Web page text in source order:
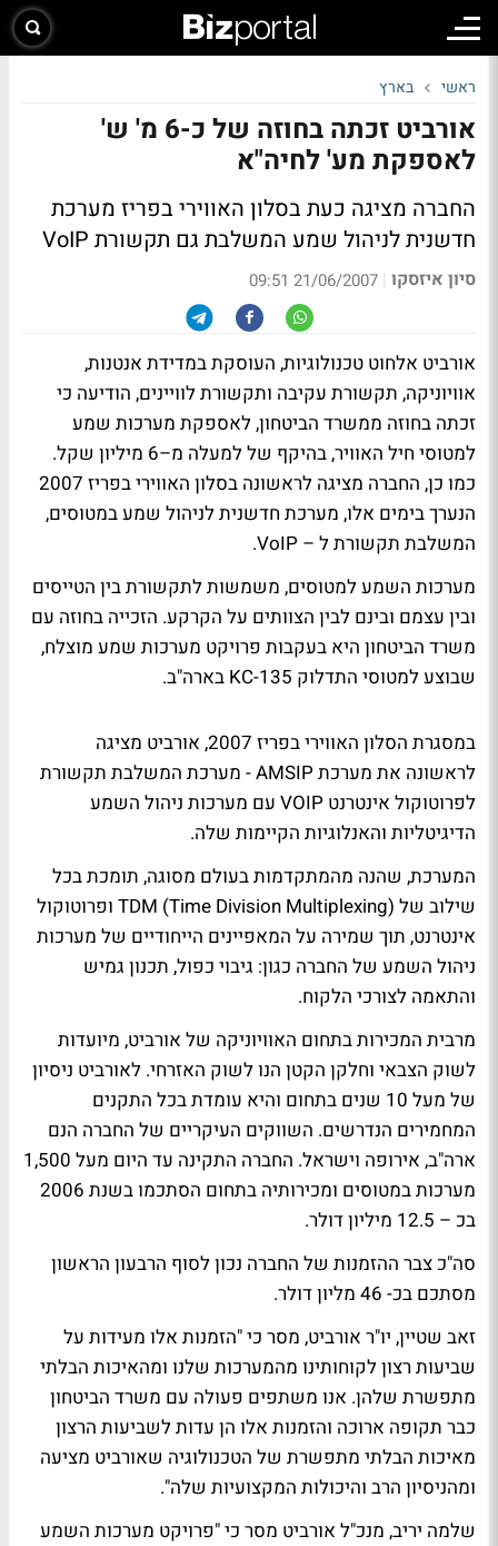
ראשי בארץ
אורביט זכתה בחוזה של כ-6 מ' ש'
לאספקת מע' לחיה"א
החברה מציגה כעת בסלון האווירי בפריז מערכת
חדשנית לניהול שמע המשלבת גם תקשורת VoIP
סיון איזסקו |
21/06/2007 09:51
אורביט אלחוט טכנולוגיות, העוסקת במדידת אנטנות,
אוויוניקה, תקשורת עקיבה ותקשורת לוויינים, הודיעה כי
זכתה בחוזה ממשרד הביטחון, לאספקת מערכות שמע
למטוסי חיל האוויר, בהיקף של למעלה מ–6 מיליון שקל.
כמו כן, החברה מציגה לראשונה בסלון האווירי בפריז 2007
הנערך בימים אלו, מערכת חדשנית לניהול שמע במטוסים,
המשלבת תקשורת ל – VoIP.
מערכות השמע למטוסים, משמשות לתקשורת בין הטייסים
ובין עצמם ובינם לבין הצוותים על הקרקע. הזכייה בחוזה עם
משרד הביטחון היא בעקבות פרויקט מערכות שמע מוצלח,
שבוצע למטוסי התדלוק KC-135 בארה"ב.
במסגרת הסלון האווירי בפריז 2007, אורביט מציגה
לראשונה את מערכת AMSIP - מערכת המשלבת תקשורת
לפרוטוקול אינטרנט VOIP עם מערכות ניהול השמע
הדיגיטליות והאנלוגיות הקיימות שלה.
המערכת, שהנה מהמתקדמות בעולם מסוגה, תומכת בכל
שילוב של TDM (Time Division Multiplexing) ופרוטוקול
אינטרנט, תוך שמירה על המאפיינים הייחודיים של מערכות
ניהול השמע של החברה כגון: גיבוי כפול, תכנון גמיש
והתאמה לצורכי הלקוח.
מרבית המכירות בתחום האוויוניקה של אורביט, מיועדות
לשוק הצבאי וחלקן הקטן הנו לשוק האזרחי. לאורביט ניסיון
של מעל 10 שנים בתחום והיא עומדת בכל התקנים
המחמירים הנדרשים. השווקים העיקריים של החברה הנם
ארה"ב, אירופה וישראל. החברה התקינה עד היום מעל 1,500
מערכות במטוסים ומכירותיה בתחום הסתכמו בשנת 2006
בכ – 12.5 מיליון דולר.
סה"כ צבר ההזמנות של החברה נכון לסוף הרבעון הראשון
מסתכם בכ- 46 מליון דולר.
זאב שטיין, יו"ר אורביט, מסר כי "הזמנות אלו מעידות על
שביעות רצון לקוחותינו מהמערכות שלנו ומהאיכות הבלתי
מתפשרת שלהן. אנו משתפים פעולה עם משרד הביטחון
כבר תקופה ארוכה והזמנות אלו הן עדות לשביעות הרצון
מאיכות הבלתי מתפשרת של הטכנולוגיה שאורביט מציעה
ומהניסיון הרב והיכולות המקצועיות שלה".
שלמה יריב, מנכ"ל אורביט מסר כי "פרויקט מערכות השמע